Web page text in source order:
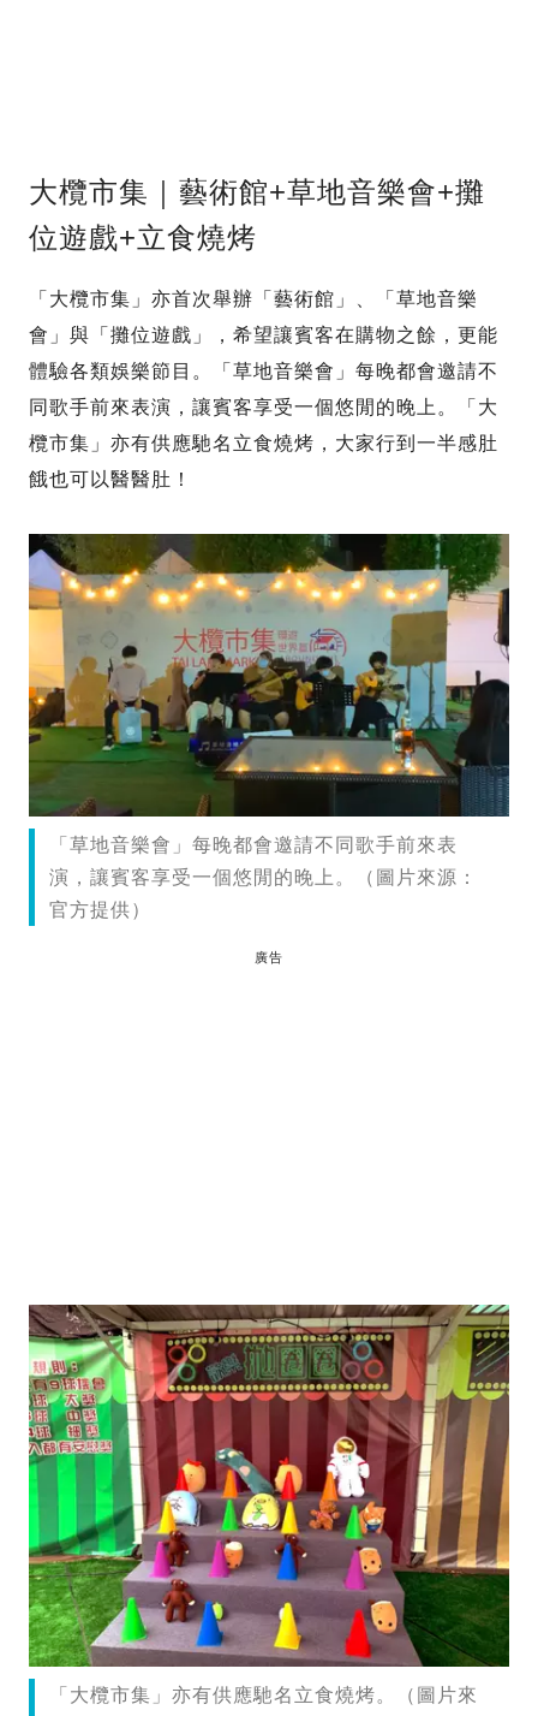
大欖市集｜藝術館+草地音樂會+攤
位遊戲+立食燒烤
「大欖市集」亦首次舉辦「藝術館」、「草地音樂
會」與「攤位遊戲」，希望讓賓客在購物之餘，更能
體驗各類娛樂節目。「草地音樂會」每晚都會邀請不
同歌手前來表演，讓賓客享受一個悠閒的晚上。「大
欖市集」亦有供應馳名立食燒烤，大家行到一半感肚
餓也可以醫醫肚！
「草地音樂會」每晚都會邀請不同歌手前來表
演，讓賓客享受一個悠閒的晚上。（圖片來源：
官方提供）
廣告
「大欖市集」亦有供應馳名立食燒烤。（圖片來